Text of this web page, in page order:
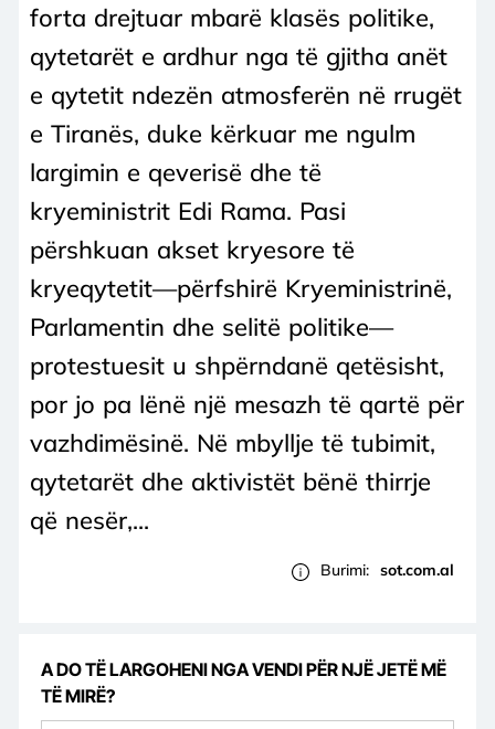
forta drejtuar mbarë klasës politike,
qytetarët e ardhur nga të gjitha anët
e qytetit ndezën atmosferën në rrugët
e Tiranës, duke kërkuar me ngulm
largimin e qeverisë dhe të
kryeministrit Edi Rama. Pasi
përshkuan akset kryesore të
kryeqytetit—përfshirë Kryeministrinë,
Parlamentin dhe selitë politike—
protestuesit u shpërndanë qetësisht,
por jo pa lënë një mesazh të qartë për
vazhdimësinë. Në mbyllje të tubimit,
qytetarët dhe aktivistët bënë thirrje
që nesër,...
Burimi: sot.com.al
A DO TË LARGOHENI NGA VENDI PËR NJË JETË MË
TË MIRË?